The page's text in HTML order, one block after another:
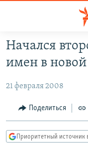
упрощенного
доступа
содержанию
Вернутся
АВТОРСКИЕ
ЦИТАТЫ СВОБОДЫ
КУЛЬТУРА
Начался
имен в
21 февраля 2008
Поделиться
Приоритетный источник